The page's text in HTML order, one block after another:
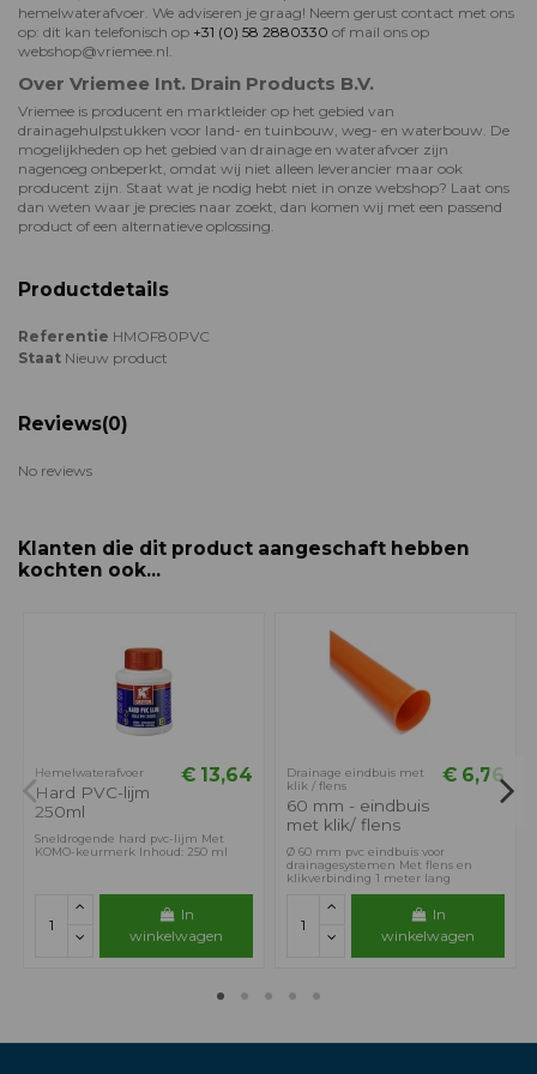
hemelwaterafvoer. We adviseren je graag! Neem gerust contact met ons
op: dit kan telefonisch op +31 (0) 58 2880330 of mail ons op
webshop@vriemee.nl.
Over Vriemee Int. Drain Products B.V.
Vriemee is producent en marktleider op het gebied van
drainagehulpstukken voor land- en tuinbouw, weg- en waterbouw. De
mogelijkheden op het gebied van drainage en waterafvoer zijn
nagenoeg onbeperkt, omdat wij niet alleen leverancier maar ook
producent zijn. Staat wat je nodig hebt niet in onze webshop? Laat ons
dan weten waar je precies naar zoekt, dan komen wij met een passend
product of een alternatieve oplossing.
Productdetails
Referentie HMOF80PVC
Staat Nieuw product
Reviews(0)
No reviews
Klanten die dit product aangeschaft hebben
kochten ook...
Hemelwaterafvoer
Hard PVC-lijm
250ml
€ 13,64
Sneldrogende hard pvc-lijm Met
KOMO-keurmerk Inhoud: 250 ml
In
winkelwagen
Drainage eindbuis met
klik / flens
60 mm - eindbuis
met klik/ flens
€ 6,76
Ø 60 mm pvc eindbuis voor
drainagesystemen Met flens en
klikverbinding 1 meter lang
In
winkelwagen